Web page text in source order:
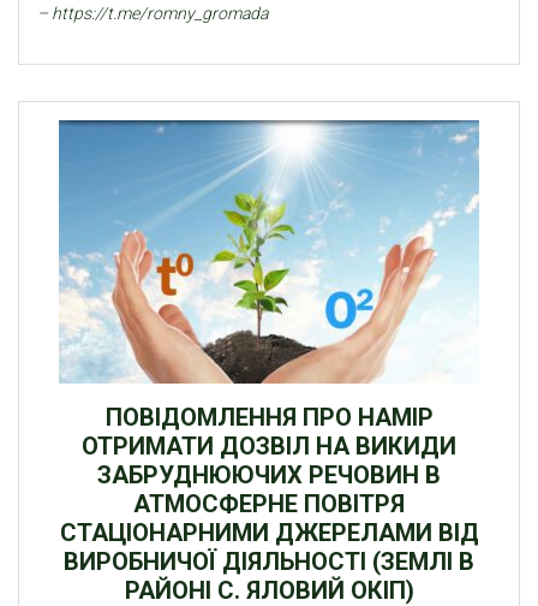
– https://t.me/romny_gromada
ПОВІДОМЛЕННЯ ПРО НАМІР
ОТРИМАТИ ДОЗВІЛ НА ВИКИДИ
ЗАБРУДНЮЮЧИХ РЕЧОВИН В
АТМОСФЕРНЕ ПОВІТРЯ
СТАЦІОНАРНИМИ ДЖЕРЕЛАМИ ВІД
ВИРОБНИЧОЇ ДІЯЛЬНОСТІ (ЗЕМЛІ В
РАЙОНІ С. ЯЛОВИЙ ОКІП)